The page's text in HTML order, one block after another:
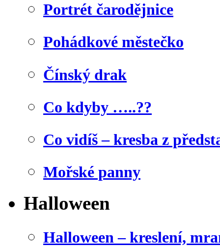
Portrét čarodějnice
Pohádkové městečko
Čínský drak
Co kdyby …..??
Co vidíš – kresba z
Mořské panny
Halloween
Halloween – kreslení,